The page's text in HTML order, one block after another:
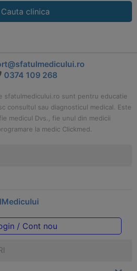
Cauta clinica
0374 109 268
sfatulmedicului.ro sunt pentru educatie
consultul sau diagnosticul medical. Este
medicul Dvs., fie unul din medicii
la medic Clickmed.
/ Cont nou